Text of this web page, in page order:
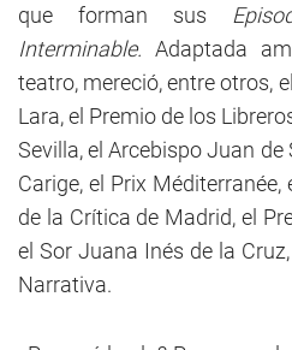
que forman sus
Interminable. Adaptada
teatro, mereció, entre otros,
Lara, el Premio de los
Sevilla, el Arcebispo Juan de
Carige, el Prix
de la Crítica de Madrid, el
el Sor Juana Inés de la
Narrativa.